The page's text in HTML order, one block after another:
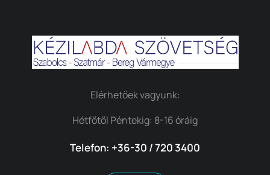
Elérhetőek vagyunk:
Hétfőtől Péntekig: 8-16 óráig
Telefon: +36-30 / 720 3400